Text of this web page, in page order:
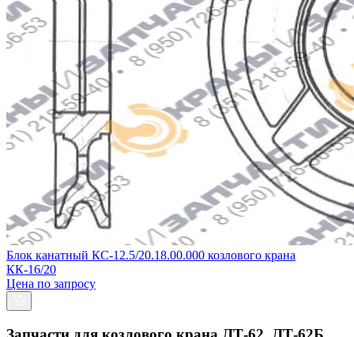
Блок канатный КС-12.5/20.18.00.000 козлового крана
КК-16/20
Цена по запросу